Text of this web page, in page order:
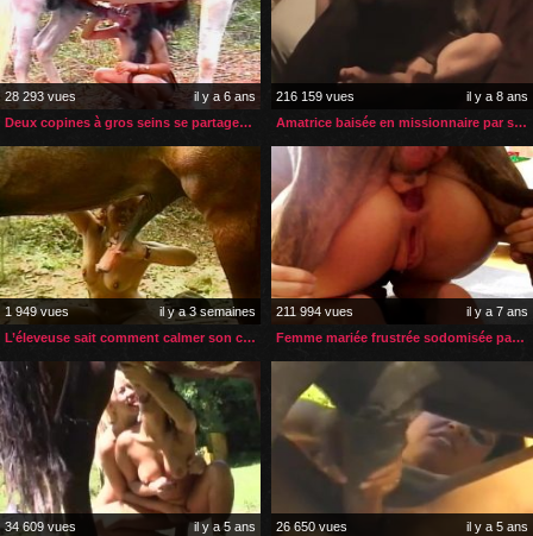
28 293 vues
il y a 6 ans
Deux copines à gros seins se partagent une bite de cheval
216 159 vues
il y a 8 ans
Amatrice baisée en missionnaire par son gros chien
1 949 vues
il y a 3 semaines
L’éleveuse sait comment calmer son cheval le plus fougueux
211 994 vues
il y a 7 ans
Femme mariée frustrée sodomisée par son bulldog
34 609 vues
il y a 5 ans
26 650 vues
il y a 5 ans